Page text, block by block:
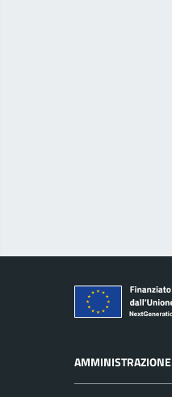
AMMINISTRAZIONE